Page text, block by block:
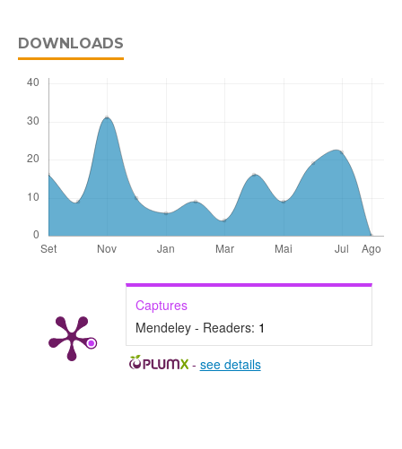
DOWNLOADS
Captures
Mendeley - Readers: 1
- see details